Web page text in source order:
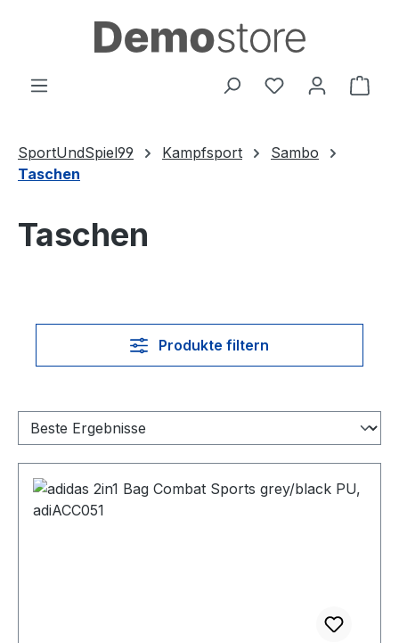
Zum Hauptinhalt springen
Du hast 0
SportUndSpiel99 Kampfsport
Sambo
Taschen
Taschen
Produkte filtern